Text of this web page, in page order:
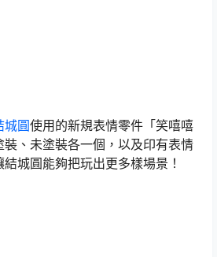
城圓使用的新規表情零件「笑嘻嘻
、未塗裝各一個，以及印有表情
城圓能夠把玩出更多樣場景！